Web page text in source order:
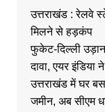
उत्तराखंड : रेलवे
मिलने से हड़कंप
फुकेट-दिल्ली
दावा, एयर इंडिया
उत्तराखंड में घर
जमीन, अब सीएम